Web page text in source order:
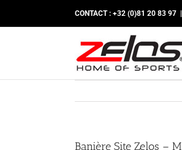
contenu
CONTACT : +32 (0)81 20 83 97
Banière Site Zelos –